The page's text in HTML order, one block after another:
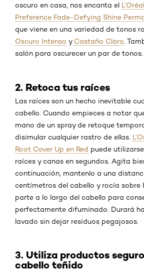
oscuro en casa, nos encanta el
Preference Fade-Defying Shine
que viene en una variedad de tonos
Oscuro Intenso y Castaño Claro.
salón para oscurecer un par de tonos.
2. Retoca tus raíces
Las raíces son un hecho inevitable
cabello. Cuando empieces a notar
mano de un spray de retoque
disimular cualquier rastro de ellas.
Root Cover Up en Red puede
raíces y canas en segundos. Agita
continuación, mantenlo a una
centímetros del cabello y rocía sobre
parte a lo largo del cabello para
perfectamente difuminado. Durará
lavado sin dejar residuos pegajosos.
3. Utiliza productos
cabello teñido